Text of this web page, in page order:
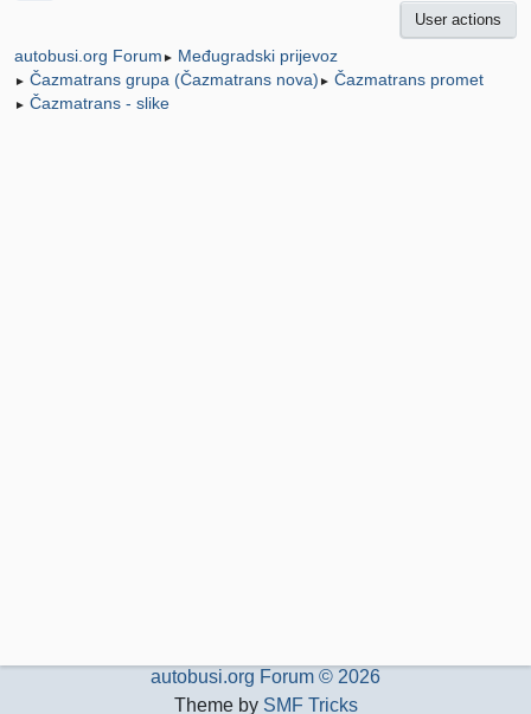
User actions
autobusi.org Forum ► Međugradski prijevoz
► Čazmatrans grupa (Čazmatrans nova) ► Čazmatrans promet
► Čazmatrans - slike
autobusi.org Forum © 2026
Theme by SMF Tricks